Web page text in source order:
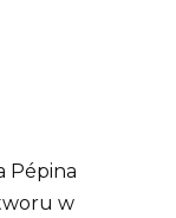
Pépina
w